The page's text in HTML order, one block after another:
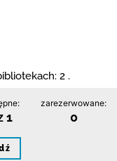
2 .
1
zarezerwowane:
0